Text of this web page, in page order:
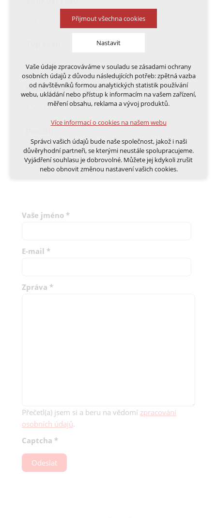
Proužek
Kapacita řezu (listů A4 80g/m2)
15 - 17
Kancelářské
Vaše jméno *
E-mail *
Zpráva *
Přečetl(a) jsem si a beru na vědomí zpracování
osobních údajů.
Captcha *
Odeslat
Přijmout všechna cookies
Nastavit
Technická cookies
nutná pro provozování webu
udržení kontextu stránek (session): případná
přihlášení, volby jazyka, apod.
Volitelná cookies
analytická pro anonymizované vyhodnocení
marketingová cookies (Google, Ecomail, Sklik,
Smartsupp, Heureka)
Více informací o cookies na našem webu
Vaše údaje zpracováváme v souladu se zásadami ochrany
osobních údajů z důvodu následujících potřeb: zpětná vazba
od návštěvníků formou analytických statistik používání
webu, ukládání nebo přístup k informacím na vašem zařízení,
měření obsahu, reklama a vývoj produktů.
Více informací o cookies na našem webu
Správci vašich údajů bude naše společnost, jakož i naši
důvěryhodní partneři, se kterými neustále spolupracujeme.
Vyjádření souhlasu je dobrovolné. Můžete jej kdykoli zrušit
nebo obnovit změnou nastavení vašich cookies.